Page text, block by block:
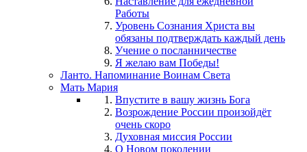
Работы
Уровень Сознания Христа вы
обязаны подтверждать каждый день
Учение о посланничестве
Я желаю вам Победы!
Ланто. Напоминание Воинам Света
Мать Мария
Впустите в вашу жизнь Бога
Возрождение России произойдёт
очень скоро
Духовная миссия России
О Новом поколении